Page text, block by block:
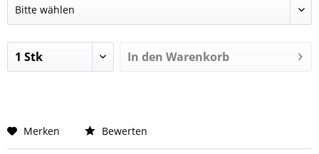
In den Warenkorb
Merken Bewerten